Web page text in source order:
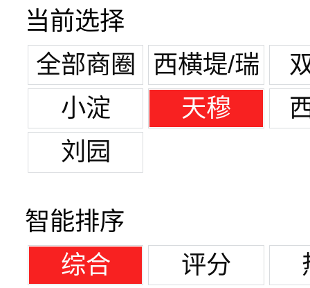
当前选择
全部商圈
西横堤/瑞
景新天地
小淀
天穆
刘园
智能排序
综合
评分